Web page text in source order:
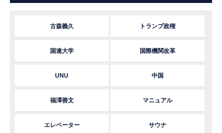
古森義久 トランプ政権
国連大学 国際機関改革
UNU 中国
福澤善文 マニュアル
エレベーター サウナ